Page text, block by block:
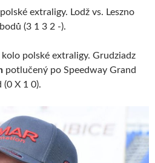
extraligy. Lodž vs. Leszno
(3 1 3 2 -).
polské extraligy. Grudziadz
potlučený po Speedway Grand
X 1 0).